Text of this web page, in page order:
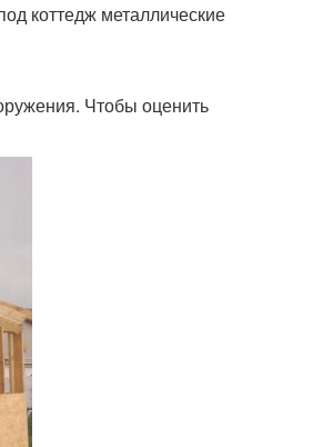
коттедж металлические
Чтобы оценить